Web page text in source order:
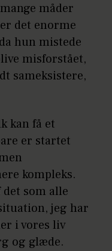
måder
det enorme
hun mistede
misforstået,
sameksistere,
kan få et
er startet
kompleks.
det som alle
jeg har
i vores liv
og glæde.